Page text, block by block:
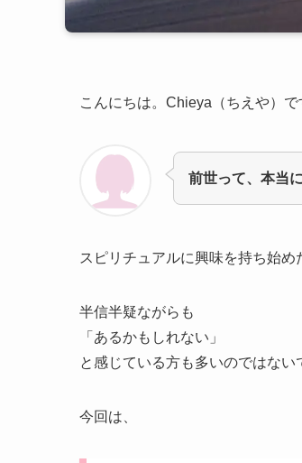
こんにちは。Chieya（ちえや）で
前世って、本当
スピリチュアルに興味を持ち始め
半信半疑ながらも
「あるかもしれない」
と感じている方も多いのではない
今回は、